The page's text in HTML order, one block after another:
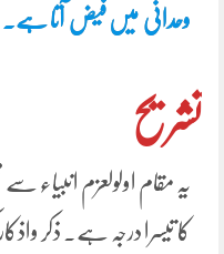
وحدانی میں فیض آتا ہے۔
تشریح
یہ مقام اولولعزم انبیاء
کا تیسرا درجہ ہے۔ ذکر